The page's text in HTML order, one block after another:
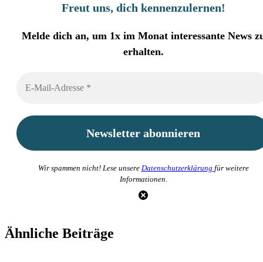
Freut uns, dich kennenzulernen!
Melde dich an, um 1x im Monat interessante News
erhalten.
Wir spammen nicht! Lese unsere Datenschutzerklärung für weitere
Informationen.
Ähnliche Beiträge